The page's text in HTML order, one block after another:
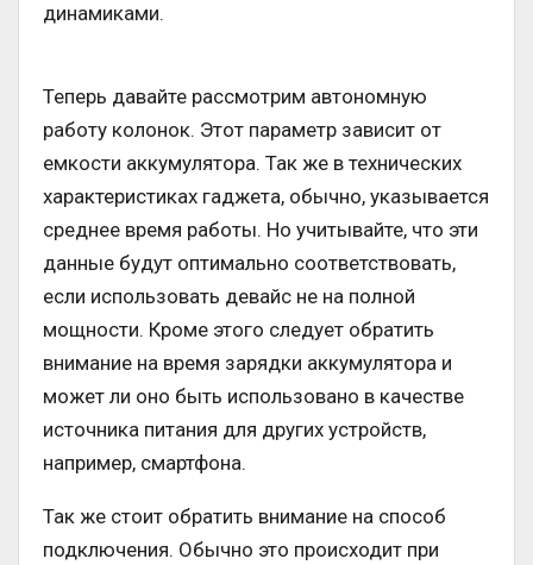
динамиками.
Теперь давайте рассмотрим автономную
работу колонок. Этот параметр зависит от
емкости аккумулятора. Так же в технических
характеристиках гаджета, обычно, указывается
среднее время работы. Но учитывайте, что эти
данные будут оптимально соответствовать,
если использовать девайс не на полной
мощности. Кроме этого следует обратить
внимание на время зарядки аккумулятора и
может ли оно быть использовано в качестве
источника питания для других устройств,
например, смартфона.
Так же стоит обратить внимание на способ
подключения. Обычно это происходит при